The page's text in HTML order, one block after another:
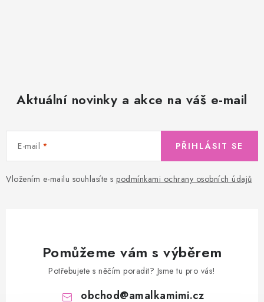
Aktuální novinky a akce na váš e-mail
E-mail
Vložením e-mailu souhlasíte s podmínkami ochrany osobních údajů
PŘIHLÁSIT SE
Pomůžeme vám s výběrem
Potřebujete s něčím poradit? Jsme tu pro vás!
obchod@amalkamimi.cz